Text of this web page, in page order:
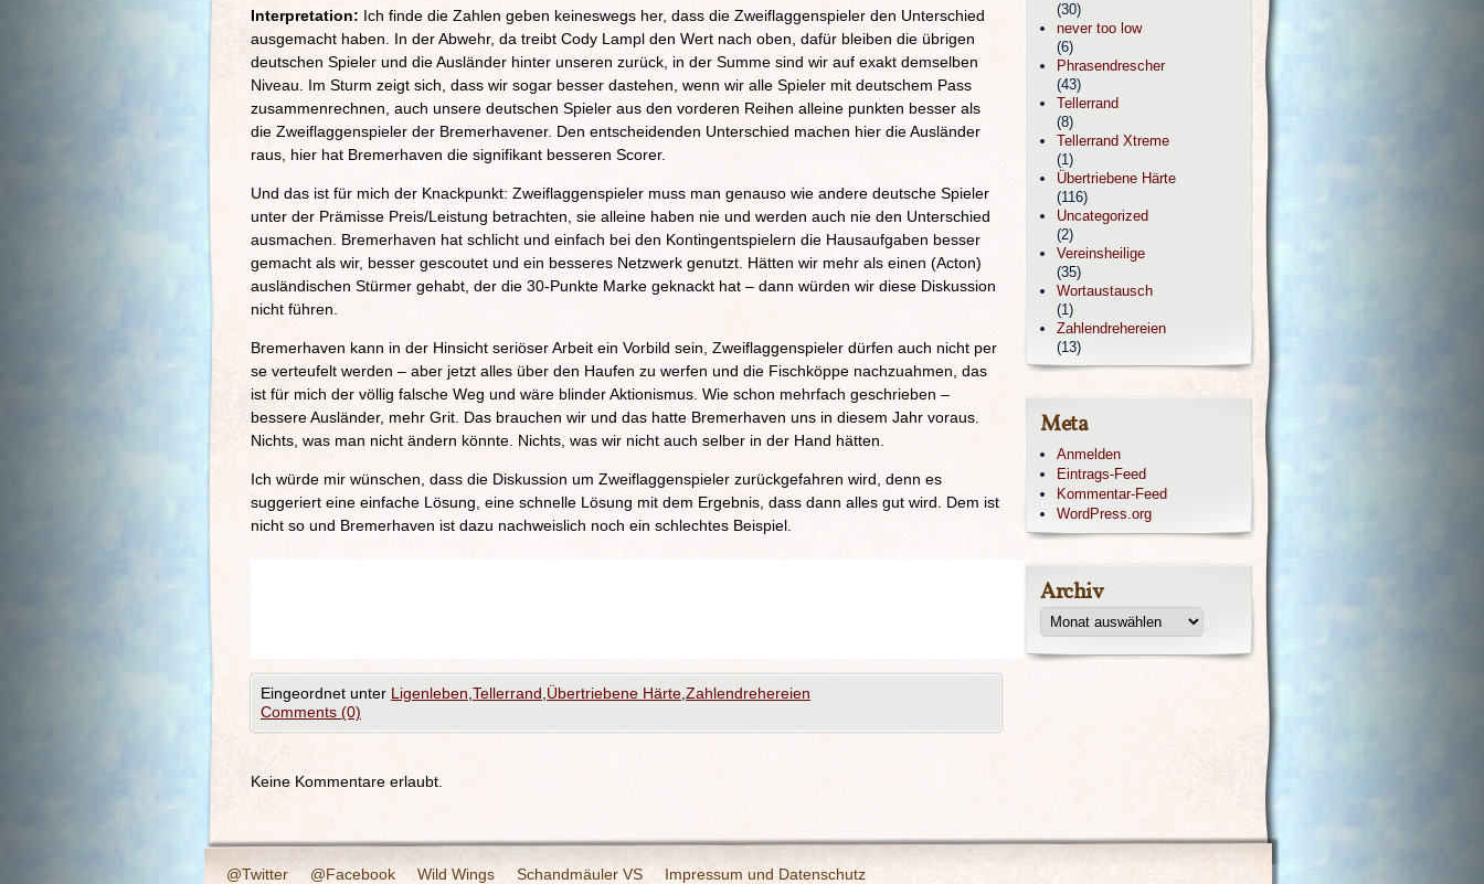
Interpretation: Ich finde die Zahlen geben keineswegs her, dass die Zweiflaggenspieler den Unterschied
ausgemacht haben. In der Abwehr, da treibt Cody Lampl den Wert nach oben, dafür bleiben die übrigen
deutschen Spieler und die Ausländer hinter unseren zurück, in der Summe sind wir auf exakt demselben
Niveau. Im Sturm zeigt sich, dass wir sogar besser dastehen, wenn wir alle Spieler mit deutschem Pass
zusammenrechnen, auch unsere deutschen Spieler aus den vorderen Reihen alleine punkten besser als
die Zweiflaggenspieler der Bremerhavener. Den entscheidenden Unterschied machen hier die Ausländer
raus, hier hat Bremerhaven die signifikant besseren Scorer.
Und das ist für mich der Knackpunkt: Zweiflaggenspieler muss man genauso wie andere deutsche Spieler
unter der Prämisse Preis/Leistung betrachten, sie alleine haben nie und werden auch nie den Unterschied
ausmachen. Bremerhaven hat schlicht und einfach bei den Kontingentspielern die Hausaufgaben besser
gemacht als wir, besser gescoutet und ein besseres Netzwerk genutzt. Hätten wir mehr als einen (Acton)
ausländischen Stürmer gehabt, der die 30-Punkte Marke geknackt hat – dann würden wir diese Diskussion
nicht führen.
Bremerhaven kann in der Hinsicht seriöser Arbeit ein Vorbild sein, Zweiflaggenspieler dürfen auch nicht per
se verteufelt werden – aber jetzt alles über den Haufen zu werfen und die Fischköppe nachzuahmen, das
ist für mich der völlig falsche Weg und wäre blinder Aktionismus. Wie schon mehrfach geschrieben –
bessere Ausländer, mehr Grit. Das brauchen wir und das hatte Bremerhaven uns in diesem Jahr voraus.
Nichts, was man nicht ändern könnte. Nichts, was wir nicht auch selber in der Hand hätten.
Ich würde mir wünschen, dass die Diskussion um Zweiflaggenspieler zurückgefahren wird, denn es
suggeriert eine einfache Lösung, eine schnelle Lösung mit dem Ergebnis, dass dann alles gut wird. Dem ist
nicht so und Bremerhaven ist dazu nachweislich noch ein schlechtes Beispiel.
Eingeordnet unter Ligenleben Tellerrand Übertriebene Härte Zahlendrehereien
Comments (0)
Keine Kommentare erlaubt.
(30)
never too low
(6)
Phrasendrescher
(43)
Tellerrand
(8)
Tellerrand Xtreme
(1)
Übertriebene Härte
(116)
Uncategorized
(2)
Vereinsheilige
(35)
Wortaustausch
(1)
Zahlendrehereien
(13)
Meta
Anmelden
Eintrags-Feed
Kommentar-Feed
WordPress.org
Archiv
@Twitter @Facebook Wild Wings Schandmäuler VS Impressum und Datenschutz